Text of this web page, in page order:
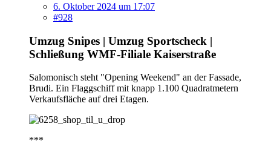
6. Oktober 2024 um 17:07
#928
Umzug Snipes | Umzug Sportscheck |
Schließung WMF-Filiale Kaiserstraße
Salomonisch steht "Opening Weekend" an der Fassade,
Brudi. Ein Flaggschiff mit knapp 1.100 Quadratmetern
Verkaufsfläche auf drei Etagen.
***